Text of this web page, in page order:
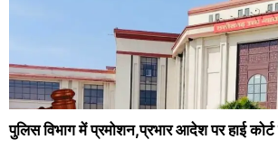
पुलिस विभाग में प्रमोशन,प्रभार आदेश पर हाई